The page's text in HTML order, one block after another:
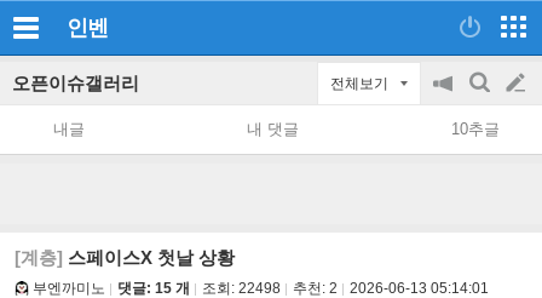
인벤
오픈이슈갤러리 전체보기
공
지
on/off
검
색
글
쓰
내글 내 댓글 10추글
[계층] 스페이스X 첫날 상황
부엔까미노 댓글: 15 개 조회: 22498 추천: 2 2026-06-13 05:14:01